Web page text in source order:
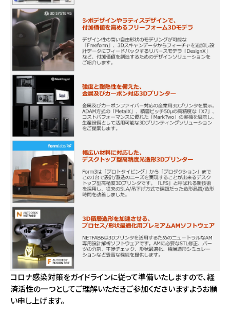
コロナ感染対策をガイドラインに従って準備いたしますので、経
済活性の一つとしてご理解いただきご参加くださいますようお願
い申し上げます。